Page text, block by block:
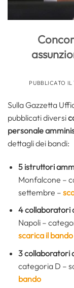
PUBBLICATO IL
Sulla Gazzetta
pubblicati diversi
personale
dettagli dei bandi:
5 istruttori
Monfalcone –
settembre –
4 collaboratori
Napoli –
scarica il bando
3 collaboratori
categoria D –
bando